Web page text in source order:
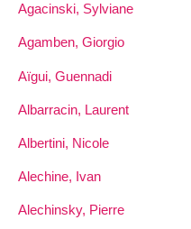
Agacinski, Sylviane
Agamben, Giorgio
Aïgui, Guennadi
Albarracin, Laurent
Albertini, Nicole
Alechine, Ivan
Alechinsky, Pierre